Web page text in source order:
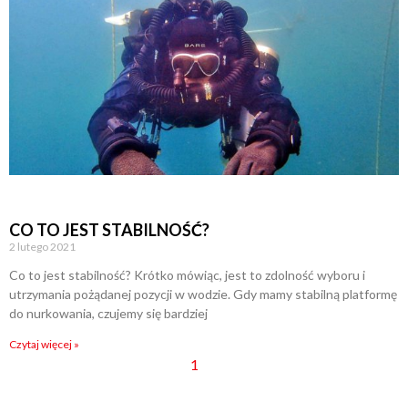
CO TO JEST STABILNOŚĆ?
2 lutego 2021
Co to jest stabilność? Krótko mówiąc, jest to zdolność wyboru i
utrzymania pożądanej pozycji w wodzie. Gdy mamy stabilną platformę
do nurkowania, czujemy się bardziej
Czytaj więcej »
1